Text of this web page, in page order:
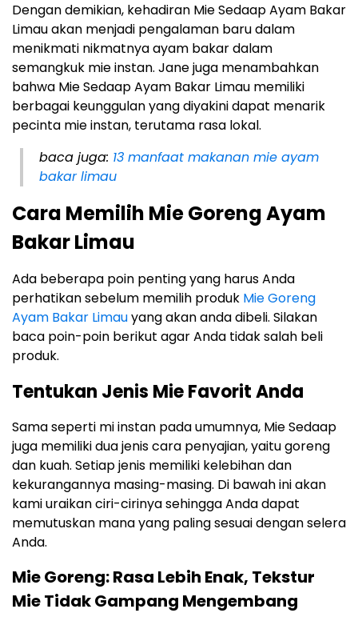
Dengan demikian, kehadiran Mie Sedaap Ayam Bakar
Limau akan menjadi pengalaman baru dalam
menikmati nikmatnya ayam bakar dalam
semangkuk mie instan. Jane juga menambahkan
bahwa Mie Sedaap Ayam Bakar Limau memiliki
berbagai keunggulan yang diyakini dapat menarik
pecinta mie instan, terutama rasa lokal.
baca juga: 13 manfaat makanan mie ayam
bakar limau
Cara Memilih Mie Goreng Ayam
Bakar Limau
Ada beberapa poin penting yang harus Anda
perhatikan sebelum memilih produk Mie Goreng
Ayam Bakar Limauyang akan anda dibeli. Silakan
baca poin-poin berikut agar Anda tidak salah beli
produk.
Tentukan Jenis Mie Favorit Anda
Sama seperti mi instan pada umumnya, Mie Sedaap
juga memiliki dua jenis cara penyajian, yaitu goreng
dan kuah. Setiap jenis memiliki kelebihan dan
kekurangannya masing-masing. Di bawah ini akan
kami uraikan ciri-cirinya sehingga Anda dapat
memutuskan mana yang paling sesuai dengan selera
Anda.
Mie Goreng: Rasa Lebih Enak, Tekstur
Mie Tidak Gampang Mengembang